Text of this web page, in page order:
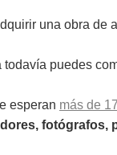
una obra de
todavía puedes
esperan más de
fotógrafos,